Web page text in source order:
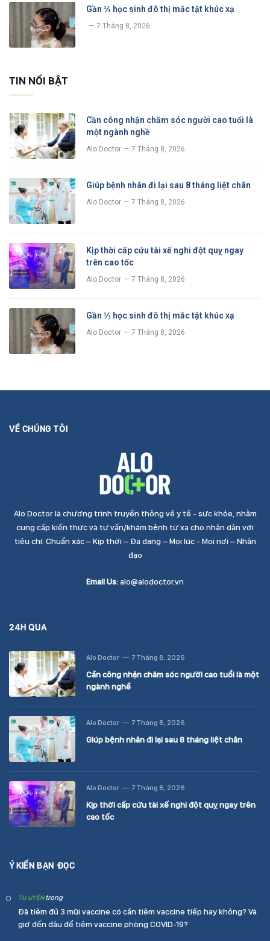
Gần ⅓ học sinh đô thị mắc tật khúc xạ
7 Tháng 8, 2026
TIN NỔI BẬT
Cần công nhận chăm sóc người cao tuổi là
một ngành nghề
Alo Doctor 7 Tháng 8, 2026
Giúp bệnh nhân đi lại sau 8 tháng liệt chân
Alo Doctor 7 Tháng 8, 2026
Kịp thời cấp cứu tài xế nghi đột quỵ ngay
trên cao tốc
Alo Doctor 7 Tháng 8, 2026
Gần ⅓ học sinh đô thị mắc tật khúc xạ
Alo Doctor 7 Tháng 8, 2026
VỀ CHÚNG TÔI
Alo Doctor là chương trình truyền thông về y tế - sức khỏe, nhằm
cung cấp kiến thức và tư vấn/khám bệnh từ xa cho nhân dân với
tiêu chí: Chuẩn xác – Kịp thời – Đa dạng – Mọi lúc - Mọi nơi – Nhân
đạo
Email Us:alo@alodoctor.vn
24H QUA
Alo Doctor 7 Tháng 8, 2026
Cần công nhận chăm sóc người cao tuổi là một
ngành nghề
Alo Doctor 7 Tháng 8, 2026
Giúp bệnh nhân đi lại sau 8 tháng liệt chân
Alo Doctor 7 Tháng 8, 2026
Kịp thời cấp cứu tài xế nghi đột quỵ ngay trên
cao tốc
Ý KIẾN BẠN ĐỌC
TU UYÊNtrong
Đã tiêm đủ 3 mũi vaccine có cần tiêm vaccine tiếp hay không? Và
giờ đến đâu để tiêm vaccine phòng COVID-19?